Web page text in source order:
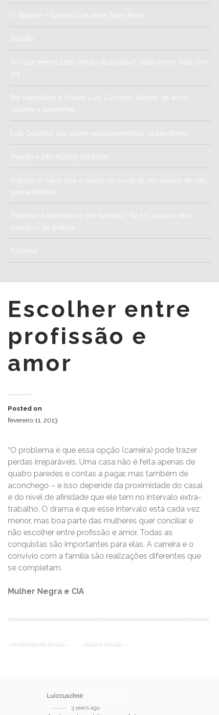
O Stalkear – baseado na série Baby Rena
Solidão
Por que temos tanto medo da solidão? Saiba como lidar com
ela
Bia Napolitano e Doutor Luiz Cuschnir: falando de amor
durante a pandemia
Luiz Cuschnir fala sobre relacionamentos na pandemia
Traição e site Ashley Madison
O tesão é maior que o medo da covid-19, diz usuária de site
para adúlteros
Poliamor é inerente ao ser humano? Se for, poucos têm
coragem de praticar
Poliamor
Escolher entre
profissão e
amor
Posted on
fevereiro 11, 2013
“O problema é que essa opção (carreira) pode trazer
perdas irreparáveis. Uma casa não é feita apenas de
quatro paredes e contas a pagar, mas também de
aconchego – e isso depende da proximidade do casal
e do nível de afinidade que ele tem no intervalo extra-
trabalho. O drama é que esse intervalo está cada vez
menor, mas boa parte das mulheres quer conciliar e
não escolher entre profissão e amor. Todas as
conquistas são importantes para elas. A carreira e o
convívio com a família são realizações diferentes que
se completam.
Mulher Negra e CIA
PREVIOUS PAGE NEXT PAGE
Luizcuschnir
3 years ago